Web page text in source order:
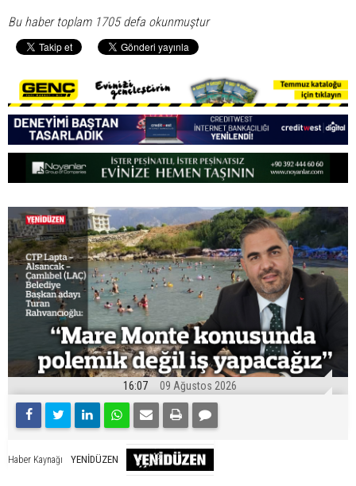
Bu haber toplam 1705 defa okunmuştur
16:07 09 Ağustos 2026
Haber Kaynağı YENİDÜZEN